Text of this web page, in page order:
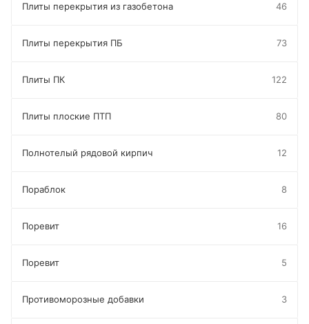
Плиты перекрытия из газобетона 46
Плиты перекрытия ПБ 73
Плиты ПК 122
Плиты плоские ПТП 80
Полнотелый рядовой кирпич 12
Пораблок 8
Поревит 16
Поревит 5
Противоморозные добавки 3